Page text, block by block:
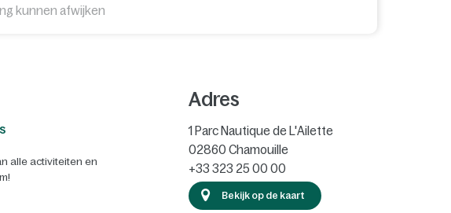
kunnen afwijken
alle activiteiten en
Adres
1 Parc Nautique de L'Ailette
02860 Chamouille
+33 323 25 00 00
Bekijk op de kaart